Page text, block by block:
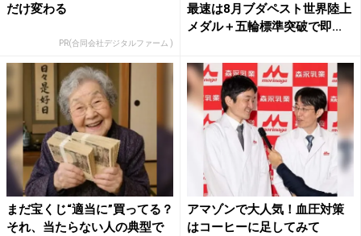
だけ変わる
PR(合同会社デジタルファーム )
最速は8月ブダペスト世界陸上
メダル＋五輪標準突破で即...
まだ宝くじ“適当に”買ってる？
それ、当たらない人の典型で
アマゾンで大人気！血圧対策
はコーヒーに足してみて